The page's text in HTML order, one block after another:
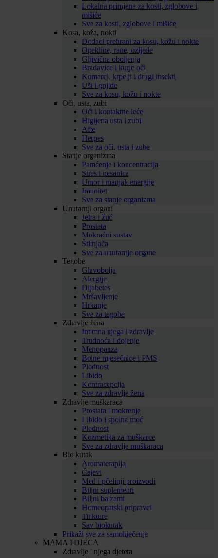
Lokalna primjena za kosti, zglobove i
mišiće
Sve za kosti, zglobove i mišiće
Kosa, koža, nokti
Dodaci prehrani za kosu, kožu i nokte
Opekline, rane, ozljede
Gljivična oboljenja
Bradavice i kurje oči
Komarci, krpelji i drugi insekti
Uši i gnjide
Sve za kosu, kožu i nokte
Oči, usta, zubi
Oči i kontaktne leće
Higijena usta i zubi
Afte
Herpes
Sve za oči, usta i zube
Stanje organizma
Pamćenje i koncentracija
Stres i nesanica
Umor i manjak energije
Imunitet
Sve za stanje organizma
Unutarnji organi
Jetra i žuć
Prostata
Mokraćni sustav
Štitnjača
Sve za unutarnje organe
Tegobe
Glavobolja
Alergije
Dijabetes
Mršavljenje
Hrkanje
Sve za tegobe
Zdravlje žena
Intimna njega i zdravlje
Trudnoća i dojenje
Menopauza
Bolne mjesečnice i PMS
Plodnost
Libido
Kontracepcija
Sve za zdravlje žena
Zdravlje muškaraca
Prostata i mokrenje
Libido i spolna moć
Plodnost
Kozmetika za muškarce
Sve za zdravlje muškaraca
Bio kutak
Aromaterapija
Čajevi
Med i pčelinji proizvodi
Biljni suplementi
Biljni balzami
Homeopatski pripravci
Tinkture
Sav biokutak
Prikaži sve za samoliječenje
MAMA I DJECA
Zdravlje i njega djeteta